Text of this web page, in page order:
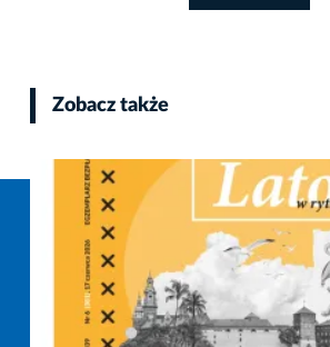
Zobacz także